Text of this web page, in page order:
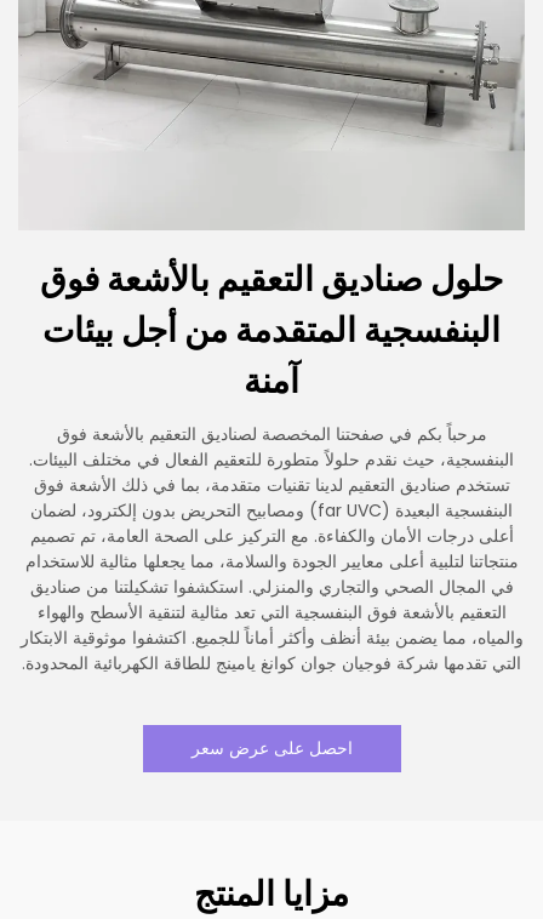
حلول صناديق التعقيم بالأشعة فوق
البنفسجية المتقدمة من أجل بيئات
آمنة
مرحباً بكم في صفحتنا المخصصة لصناديق التعقيم بالأشعة فوق
البنفسجية، حيث نقدم حلولاً متطورة للتعقيم الفعال في مختلف البيئات.
تستخدم صناديق التعقيم لدينا تقنيات متقدمة، بما في ذلك الأشعة فوق
البنفسجية البعيدة (far UVC) ومصابيح التحريض بدون إلكترود، لضمان
أعلى درجات الأمان والكفاءة. مع التركيز على الصحة العامة، تم تصميم
منتجاتنا لتلبية أعلى معايير الجودة والسلامة، مما يجعلها مثالية للاستخدام
في المجال الصحي والتجاري والمنزلي. استكشفوا تشكيلتنا من صناديق
التعقيم بالأشعة فوق البنفسجية التي تعد مثالية لتنقية الأسطح والهواء
والمياه، مما يضمن بيئة أنظف وأكثر أماناً للجميع. اكتشفوا موثوقية الابتكار
التي تقدمها شركة فوجيان جوان كوانغ يامينج للطاقة الكهربائية المحدودة.
احصل على عرض سعر
مزايا المنتج